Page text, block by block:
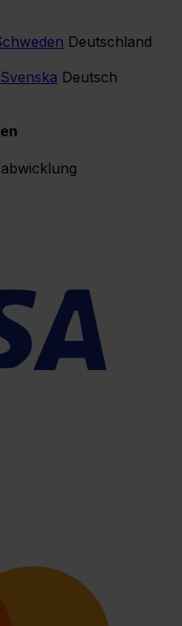
Deutschland
Svenska Deutsch